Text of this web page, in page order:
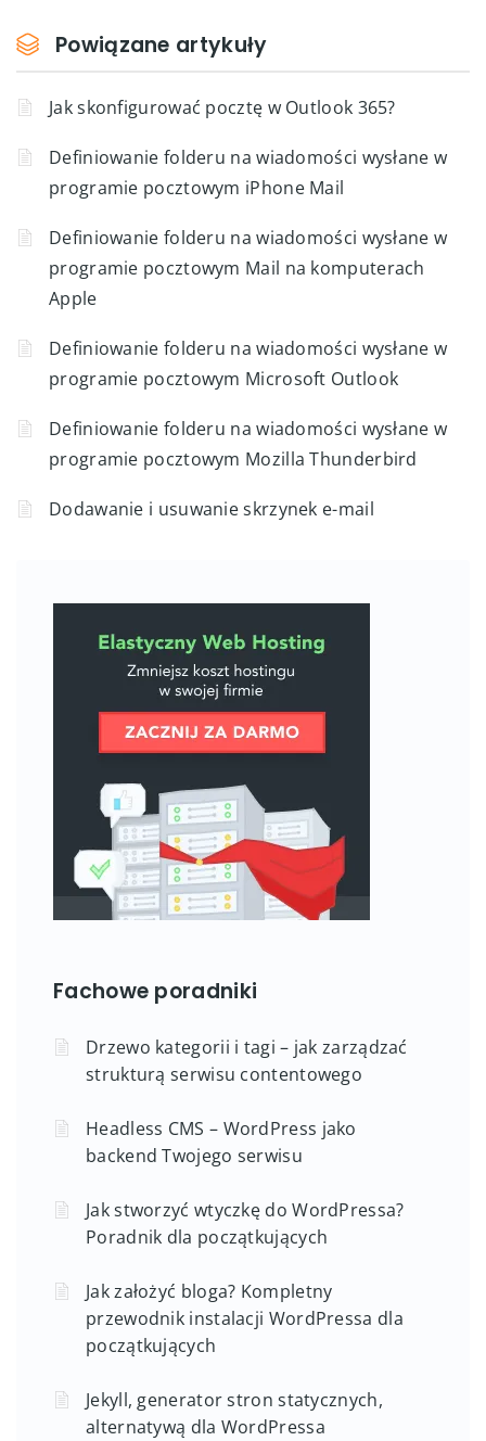
Powiązane artykuły
Jak skonfigurować pocztę w Outlook 365?
Definiowanie folderu na wiadomości wysłane w
programie pocztowym iPhone Mail
Definiowanie folderu na wiadomości wysłane w
programie pocztowym Mail na komputerach
Apple
Definiowanie folderu na wiadomości wysłane w
programie pocztowym Microsoft Outlook
Definiowanie folderu na wiadomości wysłane w
programie pocztowym Mozilla Thunderbird
Dodawanie i usuwanie skrzynek e-mail
Fachowe poradniki
Drzewo kategorii i tagi – jak zarządzać
strukturą serwisu contentowego
Headless CMS – WordPress jako
backend Twojego serwisu
Jak stworzyć wtyczkę do WordPressa?
Poradnik dla początkujących
Jak założyć bloga? Kompletny
przewodnik instalacji WordPressa dla
początkujących
Jekyll, generator stron statycznych,
alternatywą dla WordPressa